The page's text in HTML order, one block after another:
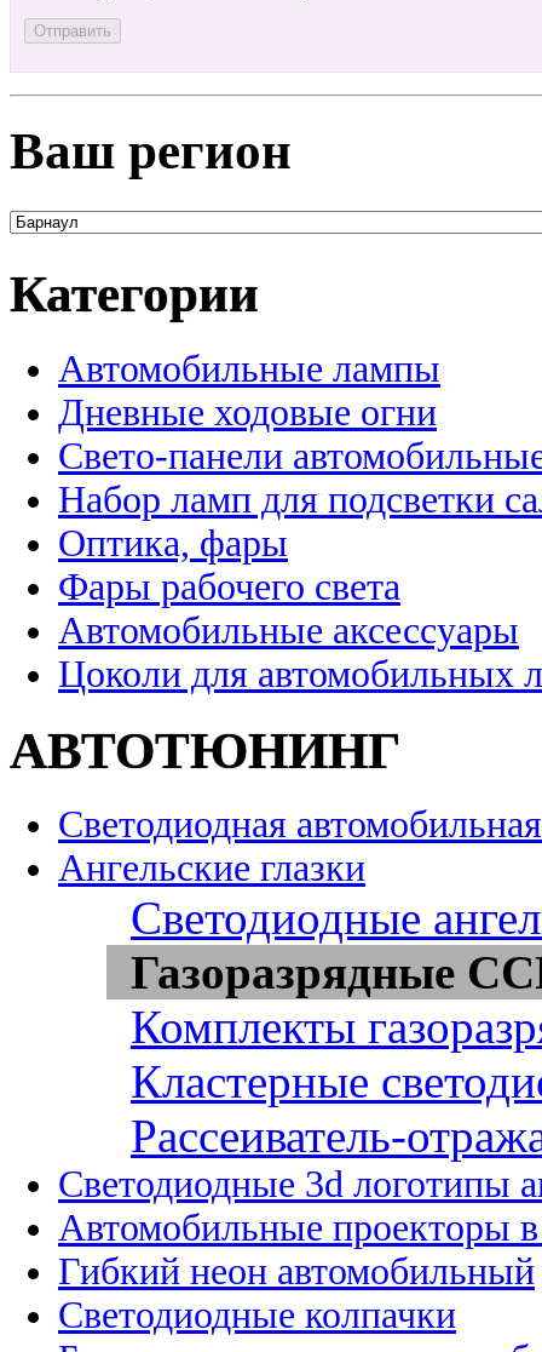
Ваш регион
Категории
Автомобильные лампы
Дневные ходовые огни
Свето-панели
Набор ламп для подсветки
Оптика, фары
Фары рабочего света
Автомобильные аксессуары
Цоколи для автомобильных
АВТОТЮНИНГ
Светодиодная
Ангельские глазки
Светодиодные
Газоразрядные
Комплекты
Кластерные
Рассеиватель-
Светодиодные 3d логотипы
Автомобильные проекторы
Гибкий неон автомобильный
Светодиодные колпачки